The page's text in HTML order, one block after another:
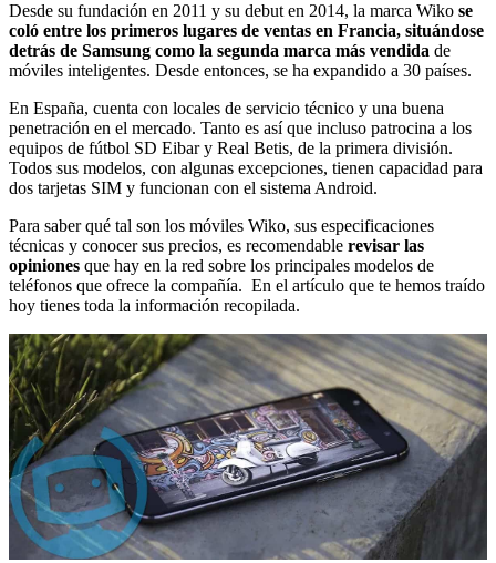
Desde su fundación en 2011 y su debut en 2014, la marca Wiko se
coló entre los primeros lugares de ventas en Francia, situándose
detrás de Samsung como la segunda marca más vendida de
móviles inteligentes. Desde entonces, se ha expandido a 30 países.
En España, cuenta con locales de servicio técnico y una buena
penetración en el mercado. Tanto es así que incluso patrocina a los
equipos de fútbol SD Eibar y Real Betis, de la primera división.
Todos sus modelos, con algunas excepciones, tienen capacidad para
dos tarjetas SIM y funcionan con el sistema Android.
Para saber qué tal son los móviles Wiko, sus especificaciones
técnicas y conocer sus precios, es recomendable revisar las
opiniones que hay en la red sobre los principales modelos de
teléfonos que ofrece la compañía. En el artículo que te hemos traído
hoy tienes toda la información recopilada.